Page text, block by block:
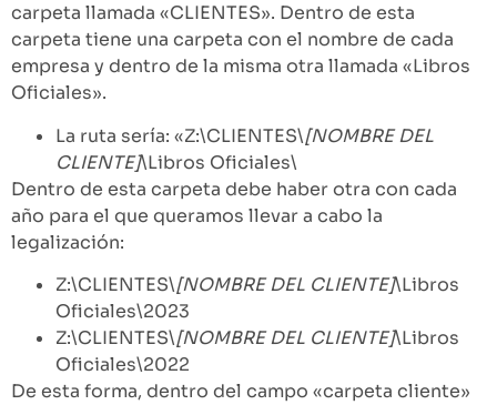
carpeta llamada «CLIENTES». Dentro de esta
carpeta tiene una carpeta con el nombre de cada
empresa y dentro de la misma otra llamada «Libros
Oficiales».
La ruta sería: «Z:\CLIENTES\[NOMBRE DEL
CLIENTE]\Libros Oficiales\
Dentro de esta carpeta debe haber otra con cada
año para el que queramos llevar a cabo la
legalización:
Z:\CLIENTES\[NOMBRE DEL CLIENTE]\Libros
Oficiales\2023
Z:\CLIENTES\[NOMBRE DEL CLIENTE]\Libros
Oficiales\2022
De esta forma, dentro del campo «carpeta cliente»